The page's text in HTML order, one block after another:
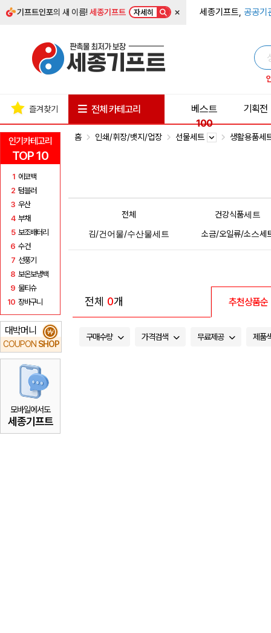
기프트인포의 새 이름!세종기프트 자세히 × 세종기프트, 공공기
인기카테고리
TOP 10
1 에코백
2 텀블러
3 우산
4 부채
5 보조배터리
6 수건
7 선풍기
8 보온보냉백
9 물티슈
10 장바구니
대박머니
COUPON SHOP
₩
모바일에서도
세종기프트
즐겨찾기 전체 카테고리
베스트
100
기획전
홈 인쇄/휘장/뱃지/업장 선물세트 생활용품세
전체
건강식품세트
김/건어물/수산물세트
소금/오일류/소스세
전체 0개 추천상품순
구매수량 가격검색 무료제공 제품